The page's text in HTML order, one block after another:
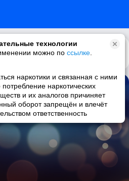
технологии
можно по ссылке
наркотики и связанная с ними
наркотических
и их аналогов причиняет
оборот запрещён и влечёт
ответственность